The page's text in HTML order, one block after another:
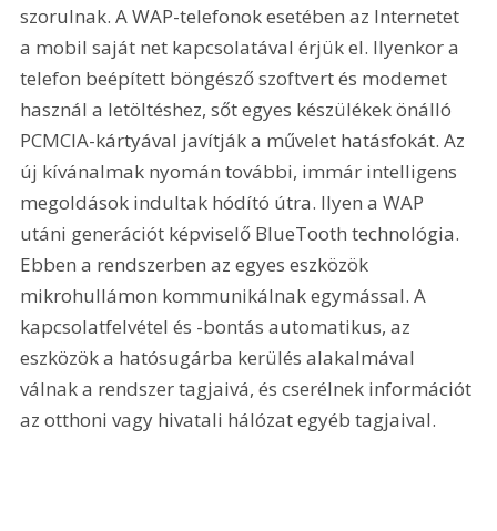
szorulnak. A WAP-telefonok esetében az Internetet
a mobil saját net kapcsolatával érjük el. Ilyenkor a
telefon beépített böngésző szoftvert és modemet
használ a letöltéshez, sőt egyes készülékek önálló
PCMCIA-kártyával javítják a művelet hatásfokát. Az
új kívánalmak nyomán további, immár intelligens
megoldások indultak hódító útra. Ilyen a WAP
utáni generációt képviselő BlueTooth technológia.
Ebben a rendszerben az egyes eszközök
mikrohullámon kommunikálnak egymással. A
kapcsolatfelvétel és -bontás automatikus, az
eszközök a hatósugárba kerülés alakalmával
válnak a rendszer tagjaivá, és cserélnek információt
az otthoni vagy hivatali hálózat egyéb tagjaival.